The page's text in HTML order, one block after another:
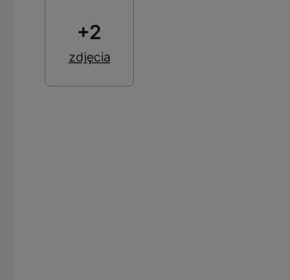
+2
zdjęcia